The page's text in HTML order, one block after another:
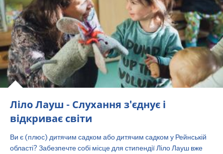
Ліло Лауш - Слухання з'єднує і
відкриває світи
Ви є (плюс) дитячим садком або дитячим садком у Рейнській
області? Забезпечте собі місце для стипендії Ліло Лауш вже